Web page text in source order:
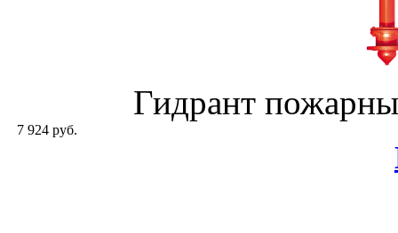
Гидрант
7 924 руб.